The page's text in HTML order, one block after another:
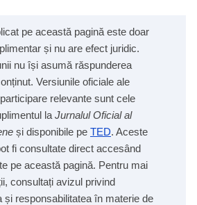
pe această pagină este doar
și nu are efect juridic.
nu își asumă răspunderea
Versiunile oficiale ale
relevante sunt cele
la Jurnalul Oficial al
și disponibile pe TED. Aceste
fi consultate direct accesând
pe această pagină. Pentru mai
consultați avizul privind
și responsabilitatea în materie de